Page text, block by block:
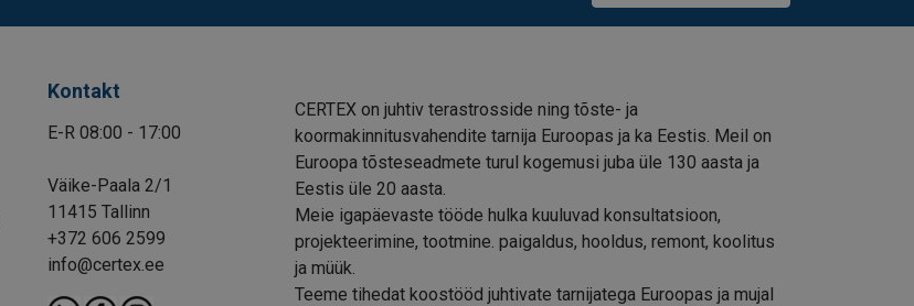
Kontakt
E-R 08:00 - 17:00
Väike-Paala 2/1
11415 Tallinn
+372 606 2599
info@certex.ee
CERTEX on juhtiv terastrosside ning tõste- ja
koormakinnitusvahendite tarnija Euroopas ja ka Eestis. Meil on
Euroopa tõsteseadmete turul kogemusi juba üle 130 aasta ja
Eestis üle 20 aasta.
Meie igapäevaste tööde hulka kuuluvad konsultatsioon,
projekteerimine, tootmine. paigaldus, hooldus, remont, koolitus
ja müük.
Teeme tihedat koostööd juhtivate tarnijatega Euroopas ja mujal